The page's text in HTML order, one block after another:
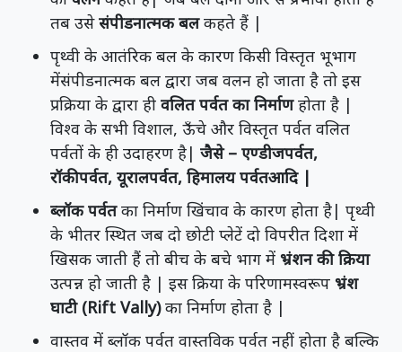
तब उसेसंपीडनात्मक बलकहते हैं |
पृथ्वी के आतंरिक बल के कारण किसी विस्तृत भूभाग
मेंसंपीडनात्मक बल द्वारा जब वलन हो जाता है तो इस
प्रक्रिया के द्वारा ही वलित पर्वत का निर्माणहोता है |
विश्व के सभी विशाल, ऊँचे और विस्तृत पर्वत वलित
पर्वतों के ही उदाहरण है| जैसे – एण्डीजपर्वत,
रॉकीपर्वत, यूरालपर्वत, हिमालय पर्वतआदि |
ब्लॉक पर्वतका निर्माण खिंचाव के कारण होता है| पृथ्वी
के भीतर स्थित जब दो छोटी प्लेटें दो विपरीत दिशा में
खिसक जाती हैं तो बीच के बचे भाग में भ्रंशन की क्रिया
उत्पन्न हो जाती है | इस क्रिया के परिणामस्वरूप भ्रंश
घाटी (Rift Vally)का निर्माण होता है |
वास्तव में ब्लॉक पर्वत वास्तविक पर्वत नहीं होता है बल्कि